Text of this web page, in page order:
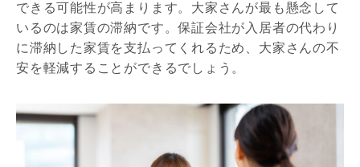
できる可能性が高まります。大家さんが最も懸念して
いるのは家賃の滞納です。保証会社が入居者の代わり
に滞納した家賃を支払ってくれるため、大家さんの不
安を軽減することができるでしょう。